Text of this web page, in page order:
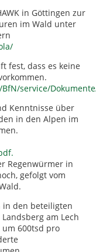
in Göttingen zur
im Wald unter
fest, dass es keine
service/
Kenntnisse über
in den Alpen im
Regenwürmer in
gefolgt vom
in den beteiligten
am Lech
um 600tsd pro